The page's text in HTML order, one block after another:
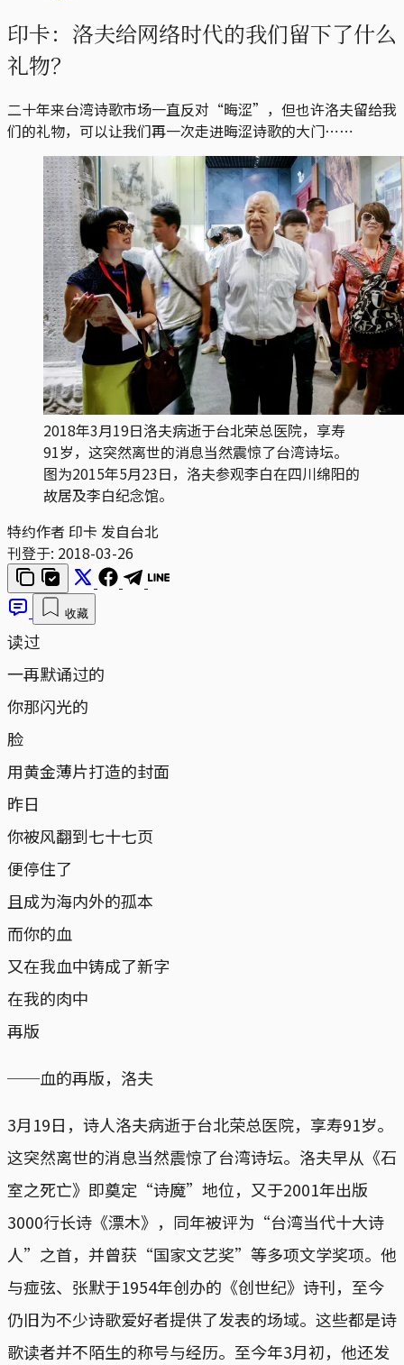
印卡：洛夫给网络时代的我们留下了什么
礼物？
二十年来台湾诗歌市场一直反对“晦涩”，但也许洛夫留给我
们的礼物，可以让我们再一次走进晦涩诗歌的大门⋯⋯
2018年3月19日洛夫病逝于台北荣总医院，享寿
91岁，这突然离世的消息当然震惊了台湾诗坛。
图为2015年5月23日，洛夫参观李白在四川绵阳的
故居及李白纪念馆。
特约作者 印卡 发自台北
刊登于: 2018-03-26
收藏
读过
一再默诵过的
你那闪光的
脸
用黄金薄片打造的封面
昨日
你被风翻到七十七页
便停住了
且成为海内外的孤本
而你的血
又在我血中铸成了新字
在我的肉中
再版
──血的再版，洛夫
3月19日，诗人洛夫病逝于台北荣总医院，享寿91岁。
这突然离世的消息当然震惊了台湾诗坛。洛夫早从《石
室之死亡》即奠定“诗魔”地位，又于2001年出版
3000行长诗《漂木》，同年被评为“台湾当代十大诗
人”之首，并曾获“国家文艺奖”等多项文学奖项。他
与痖弦、张默于1954年创办的《创世纪》诗刊，至今
仍旧为不少诗歌爱好者提供了发表的场域。这些都是诗
歌读者并不陌生的称号与经历。至今年3月初，他还发